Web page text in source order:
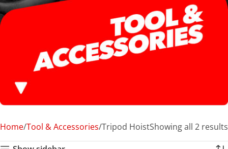
Home Tool & Accessories Tripod HoistShowing all 2 results